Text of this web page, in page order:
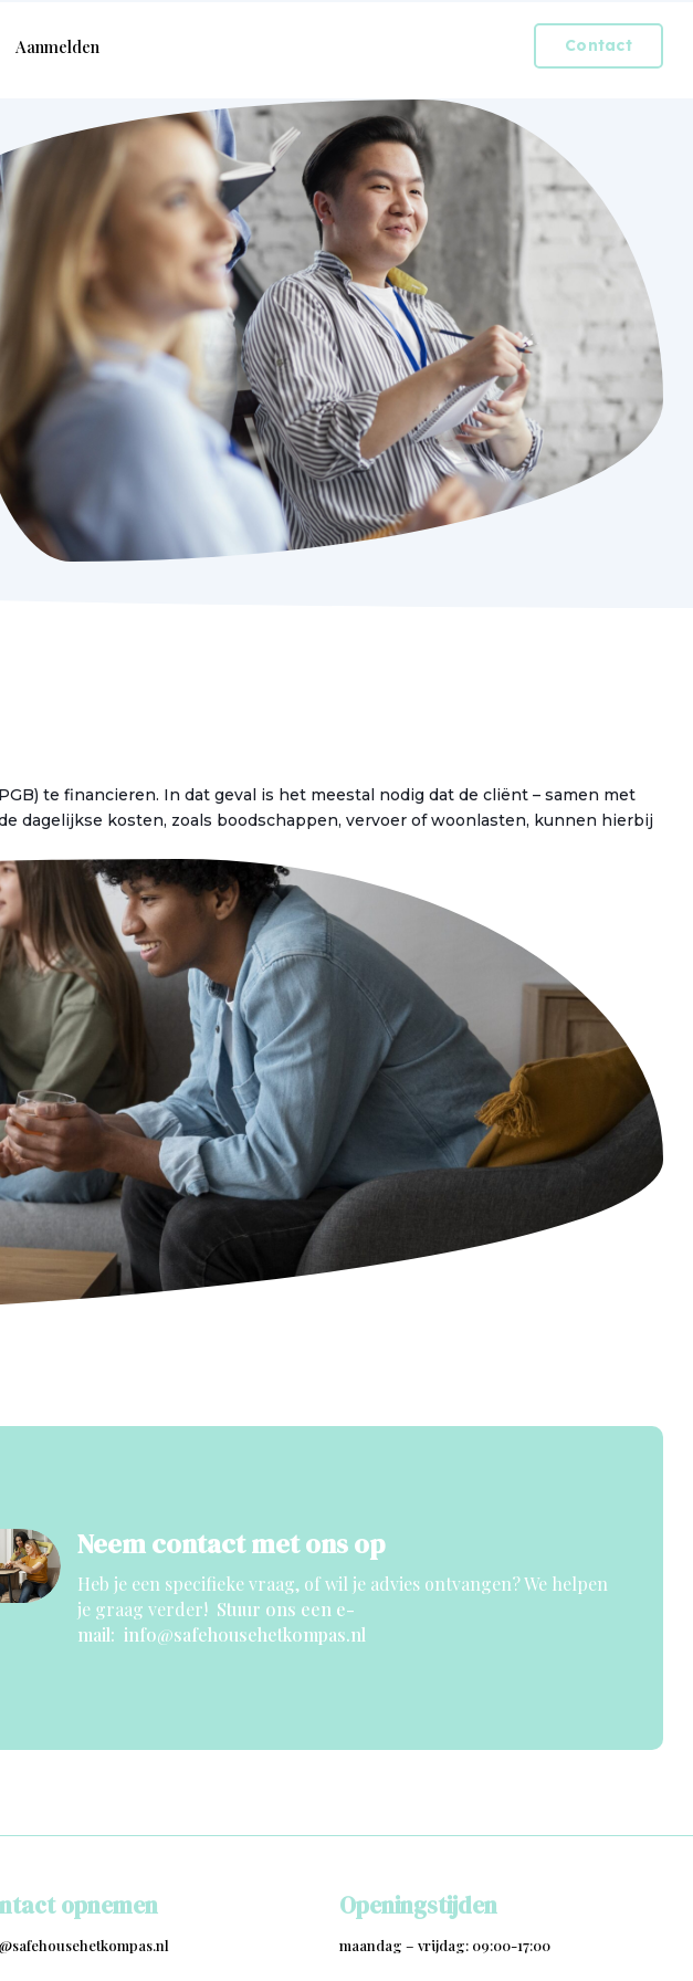
Aanmelden Contact
te financieren. In dat geval is het meestal nodig dat de cliënt – samen met
dagelijkse kosten, zoals boodschappen, vervoer of woonlasten, kunnen hierbij
Neem contact met ons op
Heb je een specifieke vraag, of wil je advies ontvangen? We helpen
je graag verder! Stuur ons een e-
mail: info@safehousehetkompas.nl
opnemen Openingstijden
maandag – vrijdag: 09:00-17:00